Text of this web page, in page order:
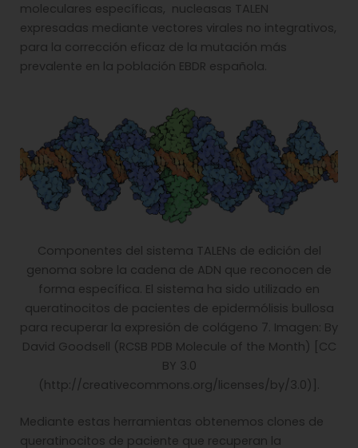
moleculares específicas, nucleasas TALEN
expresadas mediante vectores virales no integrativos,
para la corrección eficaz de la mutación más
prevalente en la población EBDR española.
Componentes del sistema TALENs de edición del
genoma sobre la cadena de ADN que reconocen de
forma específica. El sistema ha sido utilizado en
queratinocitos de pacientes de epidermólisis bullosa
para recuperar la expresión de colágeno 7. Imagen: By
David Goodsell (RCSB PDB Molecule of the Month) [CC
BY 3.0
(http://creativecommons.org/licenses/by/3.0)].
Mediante estas herramientas obtenemos clones de
queratinocitos de paciente que recuperan la